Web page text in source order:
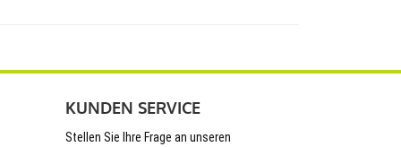
KUNDEN SERVICE
Stellen Sie Ihre Frage an unseren